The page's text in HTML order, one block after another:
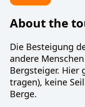
About the
Die Besteigung
andere
Bergsteiger. Hier
tragen), keine
Berge.